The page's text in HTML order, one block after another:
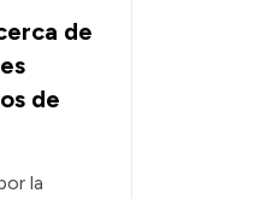
de
de
la